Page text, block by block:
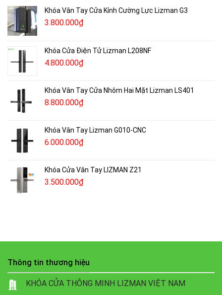
Khóa Vân Tay Cửa Kính Cường Lực Lizman G3
3.800.000₫
Khóa Cửa Điện Tử Lizman L208NF
4.800.000₫
Khóa Vân Tay Cửa Nhôm Hai Mặt Lizman LS401
8.800.000₫
Khóa Vân Tay Lizman G010-CNC
6.000.000₫
Khóa Cửa Vân Tay LIZMAN Z21
3.500.000₫
Thông tin thương hiệu
KHÓA CỬA THÔNG MINH LIZMAN VIỆT NAM